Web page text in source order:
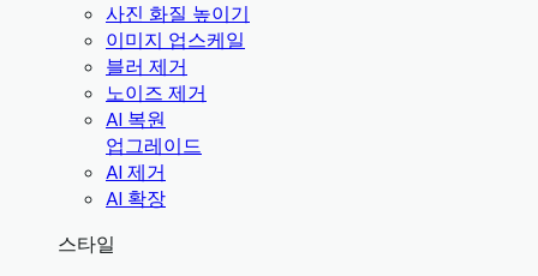
사진 화질 높이기
이미지 업스케일
블러 제거
노이즈 제거
AI 복원
업그레이드
AI 제거
AI 확장
스타일